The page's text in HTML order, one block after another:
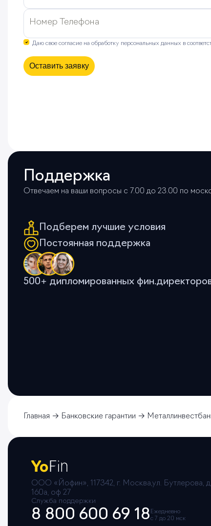
Номер Телефона
Даю свое согласие на обработку персональных данных в
Оставить заявку
Поддержка
Отвечаем на ваши вопросы с 7.00 до 23.00 по
Подберем лучшие условия
Постоянная поддержка
500+ дипломированных
Главная Банковские гарантии
ООО «Йофин», 117342, г. Москва,ул. Бутлерова, д.
160а, оф 27
Служба поддержки
8 800 600 69 18 Ежедневно
с 7 до 20 мск